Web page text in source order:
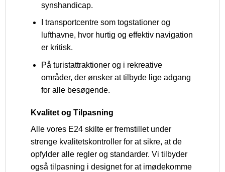
synshandicap.
I transportcentre som togstationer og
lufthavne, hvor hurtig og effektiv navigation
er kritisk.
På turistattraktioner og i rekreative
områder, der ønsker at tilbyde lige adgang
for alle besøgende.
Kvalitet og Tilpasning
Alle vores E24 skilte er fremstillet under
strenge kvalitetskontroller for at sikre, at de
opfylder alle regler og standarder. Vi tilbyder
også tilpasning i designet for at imødekomme